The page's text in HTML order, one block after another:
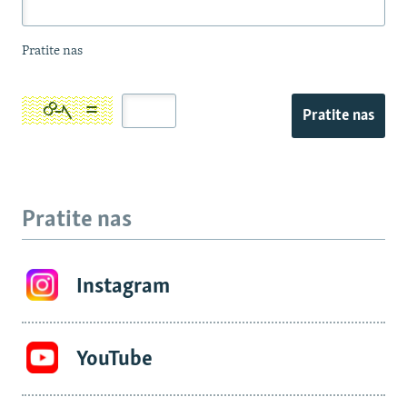
Pratite nas
Pratite nas
Pratite nas
Instagram
YouTube